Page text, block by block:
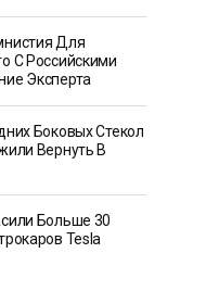
Для
С Российскими
Эксперта
Боковых Стекол
Вернуть В
Больше 30
Tesla